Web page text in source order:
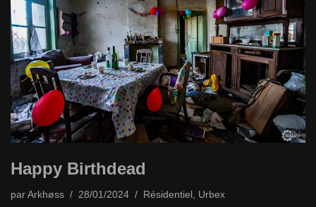
Happy Birthdead
par Arkhøss 28/01/2024 Résidentiel , Urbex